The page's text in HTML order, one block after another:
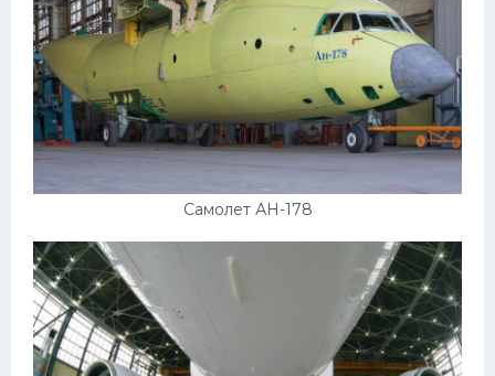
Самолет АН-178